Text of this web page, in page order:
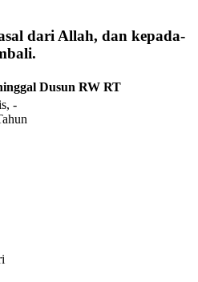
dari Allah, dan kepada-
Dusun RW RT
-